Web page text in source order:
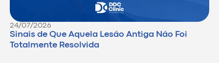
24/07/2026
Sinais de Que Aquela Lesão Antiga Não Foi
Totalmente Resolvida